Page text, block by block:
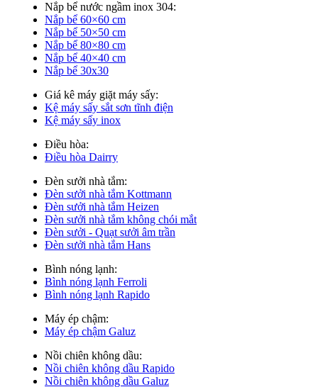
Nắp bể nước ngầm inox 304:
Nắp bể 60×60 cm
Nắp bể 50×50 cm
Nắp bể 80×80 cm
Nắp bể 40×40 cm
Nắp bể 30x30
Giá kê máy giặt máy sấy:
Kệ máy sấy sắt sơn tĩnh điện
Kệ máy sấy inox
Điều hòa:
Điều hòa Dairry
Đèn sưởi nhà tắm:
Đèn sưởi nhà tắm Kottmann
Đèn sưởi nhà tắm Heizen
Đèn sưởi nhà tắm không chói mắt
Đèn sưởi - Quạt sưởi âm trần
Đèn sưởi nhà tắm Hans
Bình nóng lạnh:
Bình nóng lạnh Ferroli
Bình nóng lạnh Rapido
Máy ép chậm:
Máy ép chậm Galuz
Nồi chiên không dầu:
Nồi chiên không dầu Rapido
Nồi chiên không dầu Galuz